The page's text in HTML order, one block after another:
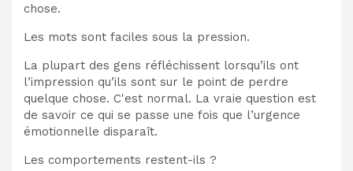
chose.
Les mots sont faciles sous la pression.
La plupart des gens réfléchissent lorsqu’ils ont
l’impression qu’ils sont sur le point de perdre
quelque chose. C'est normal. La vraie question est
de savoir ce qui se passe une fois que l’urgence
émotionnelle disparaît.
Les comportements restent-ils ?